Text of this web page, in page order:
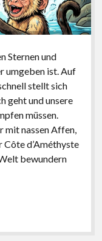
Sternen und
umgeben ist. Auf
stellt sich
geht und unsere
müssen.
mit nassen Affen,
Côte d’Améthyste
bewundern